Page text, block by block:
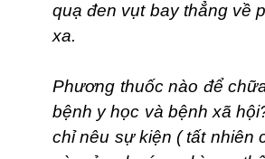
quạ đen vụt bay thẳng về
xa.
Phương thuốc nào để
bệnh y học và bệnh xã
chỉ nêu sự kiện ( tất nhiên